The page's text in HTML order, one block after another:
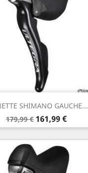
SHIMANO GAUCHE...
Prix
de
base
179,99 € Prix
161,99 €
Aperçu rapide